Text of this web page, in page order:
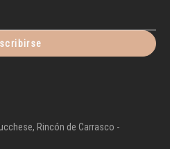
Rincón de Carrasco -